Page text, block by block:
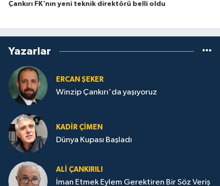
Çankırı FK'nın yeni teknik direktörü belli oldu
Yazarlar
ERCAN ŞEKER
Winzip Çankırı'da yaşıyoruz
KADIR ÇIMEN
Dünya Kupası Başladı
ALI ÇANKIRILI
İman Etmek Eylem Gerektiren Bir Söz Veriş